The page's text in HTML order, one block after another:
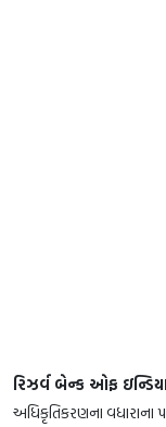
રિઝર્વ બેન્ક ઓફ ઇન્ડિયા
અધિકૃતિકરણના